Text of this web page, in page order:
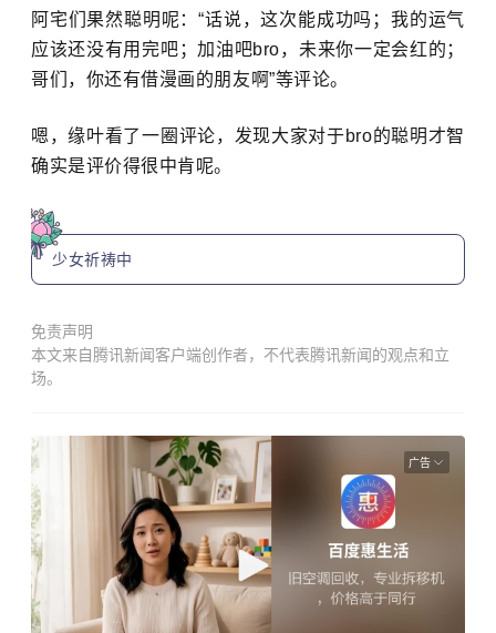
阿宅们果然聪明呢：“话说，这次能成功吗；我的运气
应该还没有用完吧；加油吧bro，未来你一定会红的；
哥们，你还有借漫画的朋友啊”等评论。
嗯，缘叶看了一圈评论，发现大家对于bro的聪明才智
确实是评价得很中肯呢。
少女祈祷中
免责声明
本文来自腾讯新闻客户端创作者，不代表腾讯新闻的观点和立
场。
广告